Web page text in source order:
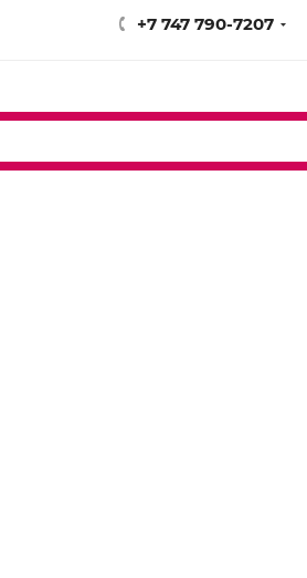
+7 747 790-7207